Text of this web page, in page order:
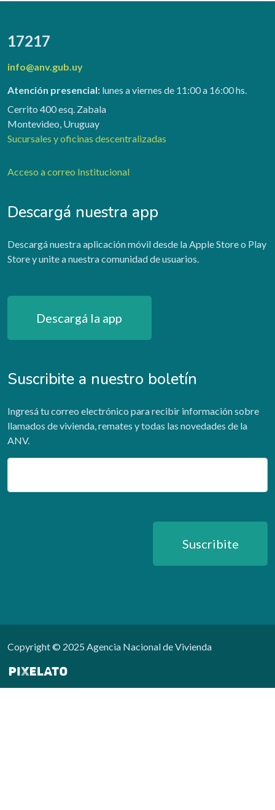
17217
info@anv.gub.uy
Atención presencial: lunes a viernes de 11:00 a 16:00 hs.
Cerrito 400 esq. Zabala
Montevideo, Uruguay
Sucursales y oficinas descentralizadas
Acceso a correo Institucional
Descargá nuestra app
Descargá nuestra aplicación móvil desde la Apple Store o Play
Store y unite a nuestra comunidad de usuarios.
Descargá la app
Suscribite a nuestro boletín
Ingresá tu correo electrónico para recibir información sobre
llamados de vivienda, remates y todas las novedades de la
ANV.
Email
Suscribite
Copyright © 2025 Agencia Nacional de Vivienda